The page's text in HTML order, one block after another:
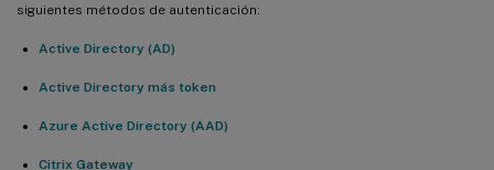
siguientes métodos de autenticación:
Active Directory (AD)
Active Directory más token
Azure Active Directory (AAD)
Citrix Gateway